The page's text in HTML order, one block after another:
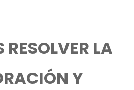
RESOLVER LA
Y